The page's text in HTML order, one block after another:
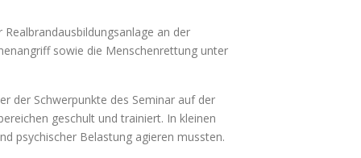
an der
sowie die Menschenrettung unter
der Schwerpunkte des Seminar auf der
geschult und trainiert. In kleinen
psychischer Belastung agieren mussten.